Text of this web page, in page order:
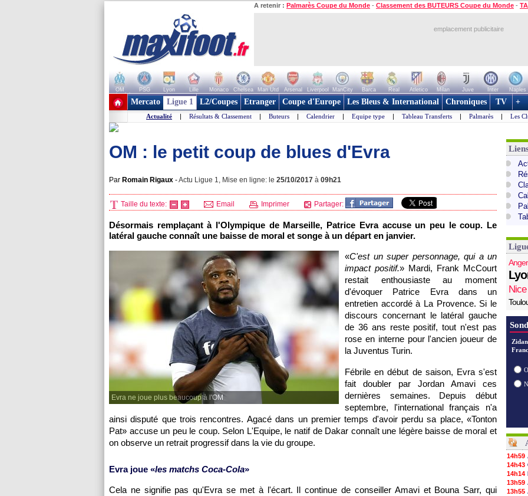
A retenir : Palmarès Coupe du Monde - Classement des BUTEURS Coupe du Monde -
emplacement publicitaire
OM PSG Lyon Lille Monaco Chelsea Man Utd Arsenal Liverpool ManCity Barca Real Atletico Milan Juve Inter Naples
+ de clubs
Mercato Ligue 1 L2/Coupes Etranger Coupe d'Europe Les Bleus & International Chroniques TV +
Actualité | Résultats & Classement | Buteurs | Calendrier | Equipe type | Tableau Transferts | Palmarès | Les
OM : le petit coup de blues d'Evra
Par Romain Rigaux -Actu Ligue 1, Mise en ligne: le 25/10/2017 à 09h21
Taille du texte: Email Imprimer Partager:
Désormais remplaçant à l'Olympique de Marseille, Patrice Evra accuse un peu le coup. Le
latéral gauche connaît une baisse de moral et songe à un départ en janvier.
Evra ne joue plus beaucoup à l'OM
«C'est un super personnage, qui a un
impact positif.» Mardi, Frank McCourt
restait enthousiaste au moment
d'évoquer Patrice Evra dans un
entretien accordé à La Provence. Si le
discours concernant le latéral gauche
de 36 ans reste positif, tout n'est pas
rose en interne pour l'ancien joueur de
la Juventus Turin.
Fébrile en début de saison, Evra s'est
fait doubler par Jordan Amavi ces
dernières semaines. Depuis début
septembre, l'international français n'a
ainsi disputé que trois rencontres. Agacé dans un premier temps d'avoir perdu sa place, «Tonton
Pat» accuse un peu le coup. Selon L'Equipe, le natif de Dakar connaît une légère baisse de moral et
on observe un retrait progressif dans la vie du groupe.
Evra joue «les matchs Coca-Cola»
Cela ne signifie pas qu'Evra se met à l'écart. Il continue de conseiller Amavi et Bouna Sarr, qui
Nice
14h59
14h43
14h14
13h59
13h55